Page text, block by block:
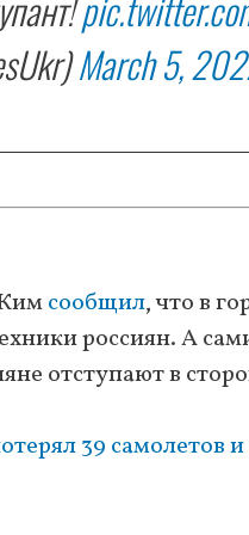
March 5,
сообщил, что в
россиян. А
отступают в
39 самолетов